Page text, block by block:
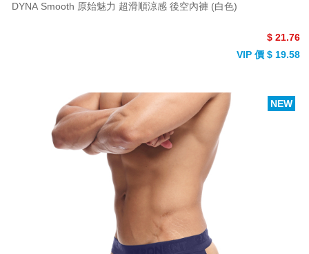
DYNA Smooth 原始魅力 超滑順涼感 後空內褲 (白色)
$ 21.76
VIP 價 $ 19.58
NEW